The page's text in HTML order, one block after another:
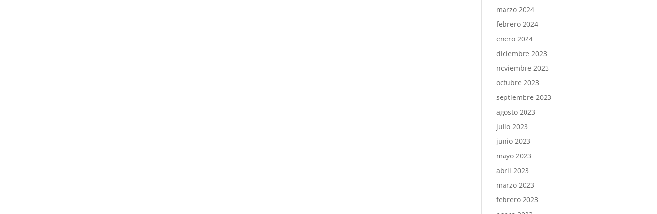
marzo 2024
febrero 2024
enero 2024
diciembre 2023
noviembre 2023
octubre 2023
septiembre 2023
agosto 2023
julio 2023
junio 2023
mayo 2023
abril 2023
marzo 2023
febrero 2023